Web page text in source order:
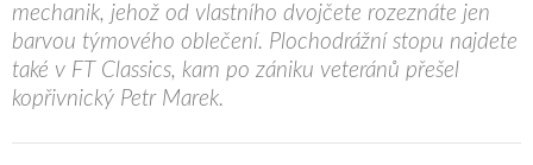
mechanik, jehož od vlastního dvojčete rozeznáte jen
barvou týmového oblečení. Plochodrážní stopu najdete
také v FT Classics, kam po zániku veteránů přešel
kopřivnický Petr Marek.